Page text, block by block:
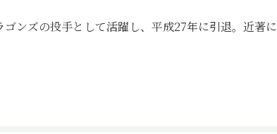
ンズの投手として活躍し、平成27年に引退。近著に